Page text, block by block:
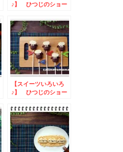
♪】 ひつじのショー
【スイーツいろいろ
♪】 ひつじのショー
ック